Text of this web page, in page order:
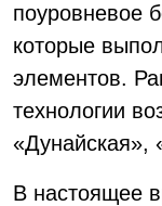
поуровневое
которые
элементов.
технологии
«Дунайская»,
В настоящее